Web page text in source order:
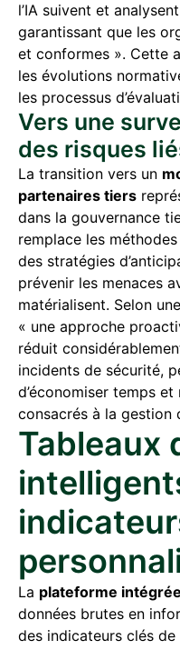
l’IA suivent et
garantissant que les
et conformes ». Cette
les évolutions
les processus
Vers une
des risques
La transition vers un
partenaires tiers
dans la gouvernance
remplace les
des stratégies
prévenir les menaces
matérialisent. Selon une
« une approche
réduit
incidents de sécurité,
d’économiser temps
consacrés à la gestion
Tableaux
La plateforme
données brutes en
des indicateurs clés